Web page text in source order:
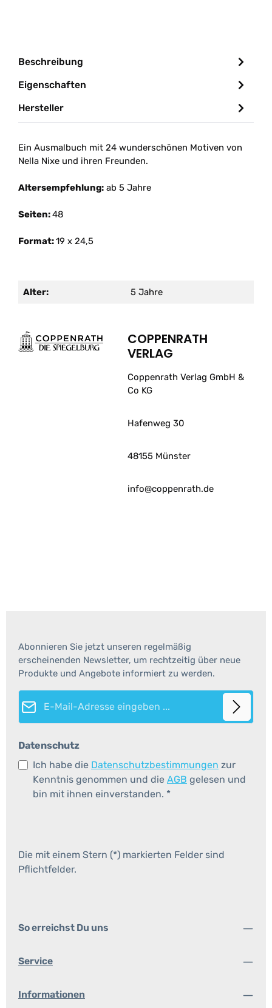
Beschreibung
Eigenschaften
Hersteller
Ein Ausmalbuch mit 24 wunderschönen Motiven von
Nella Nixe und ihren Freunden.
Altersempfehlung: ab 5 Jahre
Seiten:48
Format:19 x 24,5
Alter: 5 Jahre
COPPENRATH
VERLAG
Coppenrath Verlag GmbH &
Co KG
Hafenweg 30
48155 Münster
info@coppenrath.de
Abonnieren Sie jetzt unseren regelmäßig
erscheinenden Newsletter, um rechtzeitig über neue
Produkte und Angebote informiert zu werden.
E-Mail-Adresse*
Datenschutz
Ich habe die Datenschutzbestimmungen zur
Kenntnis genommen und die AGB gelesen und
bin mit ihnen einverstanden. *
Die mit einem Stern (*) markierten Felder sind
Pflichtfelder.
So erreichst Du uns
Service
Informationen